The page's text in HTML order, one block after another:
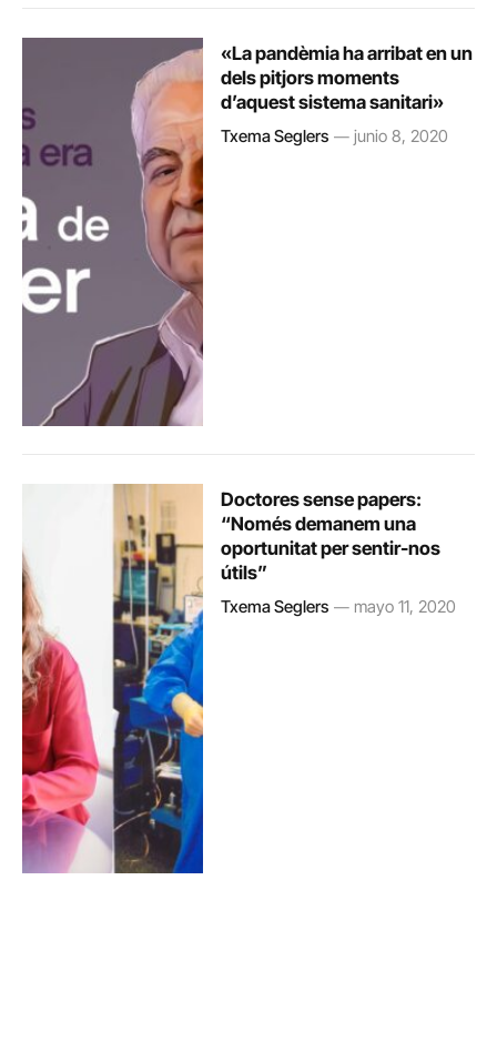
«La pandèmia ha arribat en un
dels pitjors moments
d’aquest sistema sanitari»
Txema Seglers junio 8, 2020
Doctores sense papers:
“Només demanem una
oportunitat per sentir-nos
útils”
Txema Seglers mayo 11, 2020